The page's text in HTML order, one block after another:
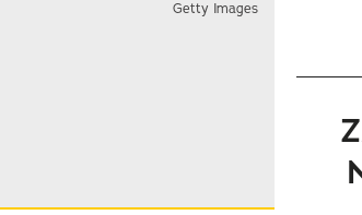
Getty Images